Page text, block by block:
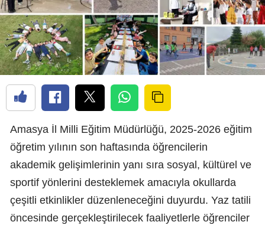
Amasya İl Milli Eğitim Müdürlüğü, 2025-2026 eğitim
öğretim yılının son haftasında öğrencilerin
akademik gelişimlerinin yanı sıra sosyal, kültürel ve
sportif yönlerini desteklemek amacıyla okullarda
çeşitli etkinlikler düzenleneceğini duyurdu. Yaz tatili
öncesinde gerçekleştirilecek faaliyetlerle öğrenciler